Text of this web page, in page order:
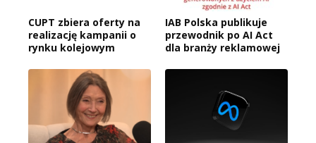
CUPT zbiera oferty na
realizację kampanii o
rynku kolejowym
IAB Polska publikuje
przewodnik po AI Act
dla branży reklamowej